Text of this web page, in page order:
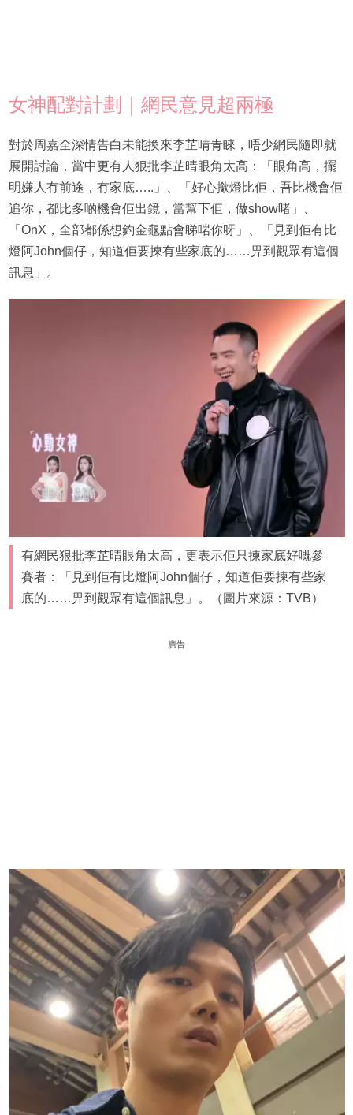
女神配對計劃｜網民意見超兩極
對於周嘉全深情告白未能換來李芷晴青睞，唔少網民隨即就
展開討論，當中更有人狠批李芷晴眼角太高：「眼角高，擺
明嫌人冇前途，冇家底…..」、「好心撳燈比佢，吾比機會佢
追你，都比多啲機會佢出鏡，當幫下佢，做show啫」、
「OnX，全部都係想釣金龜點會睇啱你呀」、「見到佢有比
燈阿John個仔，知道佢要揀有些家底的……畀到觀眾有這個
訊息」。
有網民狠批李芷晴眼角太高，更表示佢只揀家底好嘅參
賽者：「見到佢有比燈阿John個仔，知道佢要揀有些家
底的……畀到觀眾有這個訊息」。（圖片來源：TVB）
廣告